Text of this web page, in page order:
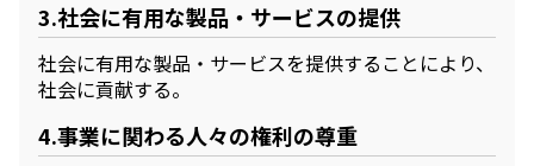
3.社会に有用な製品・サービスの提供
社会に有用な製品・サービスを提供することにより、
社会に貢献する。
4.事業に関わる人々の権利の尊重